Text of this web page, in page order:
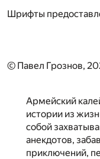
Шрифты
© Павел Грознов,
Армейский
истории из
собой
анекдотов,
приключений,